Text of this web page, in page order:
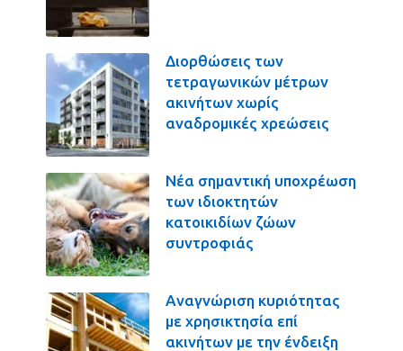
Διορθώσεις των
τετραγωνικών μέτρων
ακινήτων χωρίς
αναδρομικές χρεώσεις
Νέα σημαντική υποχρέωση
των ιδιοκτητών
κατοικιδίων ζώων
συντροφιάς
Αναγνώριση κυριότητας
με χρησικτησία επί
ακινήτων με την ένδειξη